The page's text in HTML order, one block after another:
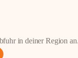
in deiner Region